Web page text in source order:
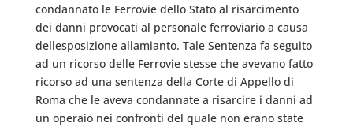
condannato le Ferrovie dello Stato al risarcimento
dei danni provocati al personale ferroviario a causa
dellesposizione allamianto. Tale Sentenza fa seguito
ad un ricorso delle Ferrovie stesse che avevano fatto
ricorso ad una sentenza della Corte di Appello di
Roma che le aveva condannate a risarcire i danni ad
un operaio nei confronti del quale non erano state